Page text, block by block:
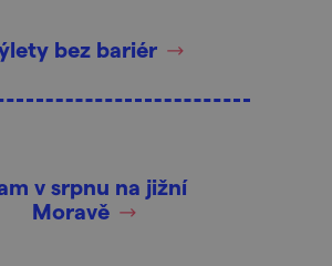
bez bariér
v srpnu na jižní
Moravě